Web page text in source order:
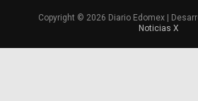
Copyright © 2026 Diario Edomex |
Noticias X